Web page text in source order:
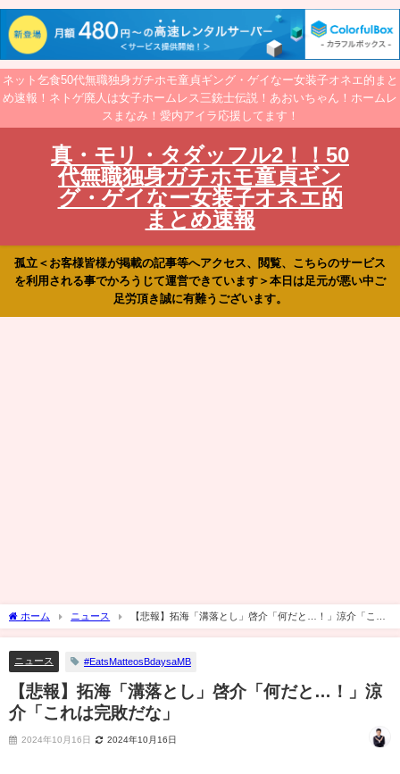
ネット乞食50代無職独身ガチホモ童貞ギング・ゲイなー女装子オネエ的まと
め速報！ネトゲ廃人は女子ホームレス三銃士伝説！あおいちゃん！ホームレ
スまなみ！愛内アイラ応援してます！
真・モリ・タダッフル2！！50
代無職独身ガチホモ童貞ギン
グ・ゲイなー女装子オネエ的
まとめ速報
孤立＜お客様皆様が掲載の記事等へアクセス、閲覧、こちらのサービス
を利用される事でかろうじて運営できています＞本日は足元が悪い中ご
足労頂き誠に有難うございます。
ホーム ニュース
【悲報】拓海「溝落とし」啓介「何だと…！」涼介「これ
は完敗だな」
ニュース #EatsMatteosBdaysaMB
【悲報】拓海「溝落とし」啓介「何だと…！」涼
介「これは完敗だな」
2024年10月16日 2024年10月16日